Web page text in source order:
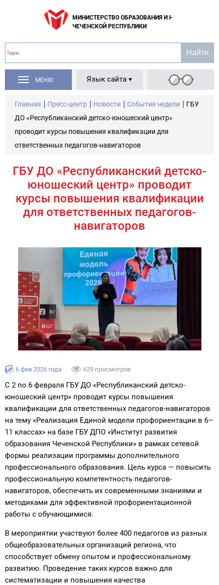
МИНИСТЕРСТВО ОБРАЗОВАНИЯ И НАУКИ
ЧЕЧЕНСКОЙ РЕСПУБЛИКИ
МЕНЮ Язык сайта
Главная Пресс-центр Новости События недели
ГБУ
ДО «Республиканский детско-юношеский центр»
проводит курсы повышения квалификации для
ответственных педагогов-навигаторов
ГБУ ДО «Республиканский детско-
юношеский центр» проводит
курсы повышения квалификации
для ответственных педагогов-
навигаторов
6 фев 2026 года 629 просмотров
С 2 по 6 февраля ГБУ ДО «Республиканский детско-
юношеский центр» проводит курсы повышения
квалификации для ответственных педагогов-навигаторов
на тему «Реализация Единой модели профориентации в 6–
11 классах» на базе ГБУ ДПО «Институт развития
образования Чеченской Республики» в рамках сетевой
формы реализации программы дополнительного
профессионального образования. Цель курса — повысить
профессиональную компетентность педагогов-
навигаторов, обеспечить их современными знаниями и
методиками для эффективной профориентационной
работы с обучающимися.
В мероприятии участвуют более 400 педагогов из разных
общеобразовательных организаций региона, что
способствует обмену опытом и профессиональному
развитию. Проведение таких курсов важно для
систематизации и повышения качества